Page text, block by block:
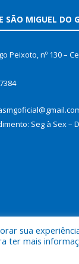
SÃO MIGUEL DO
Peixoto, nº 130 –
Seg à Sex –
sua
ter mais